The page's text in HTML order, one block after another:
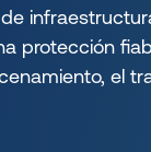
protección
el